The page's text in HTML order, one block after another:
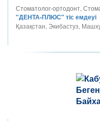
Стоматолог-ортодонт,
"ДЕНТА-ПЛЮС" тіс емдеуі
Қазақстан, Экибастуз,